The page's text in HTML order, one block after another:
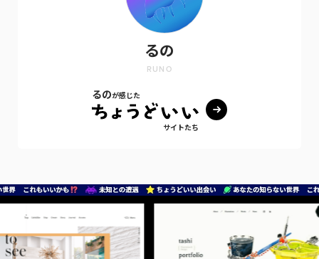
るの
RUNO
るのが感じた
サイトたち